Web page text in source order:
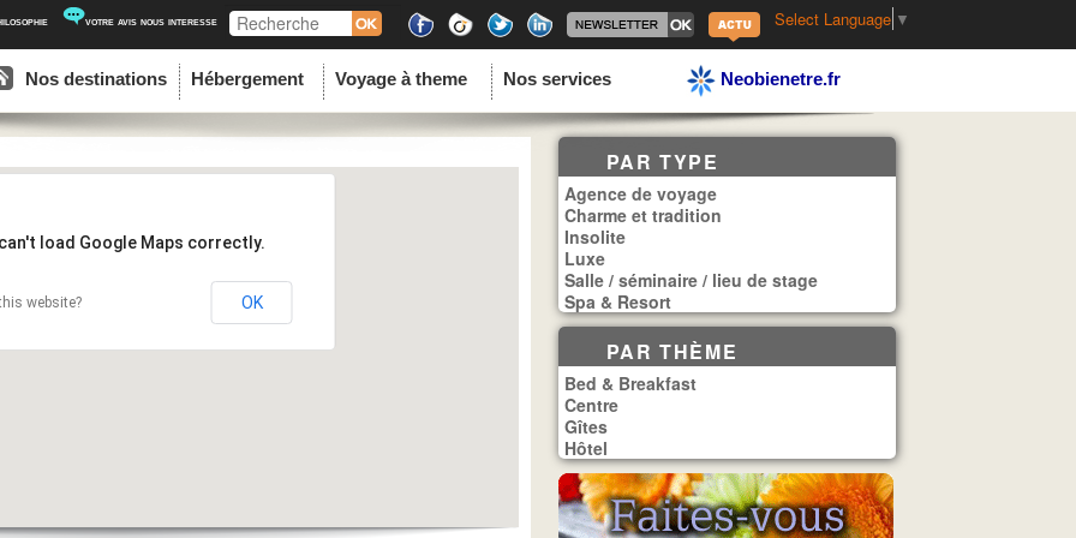
votre avis nous interesse Recherche Select Language ▼
contenu principal
contenu secondaire
Nos destinations Hébergement Voyage à theme Nos services Neobienetre.fr
load Google Maps correctly.
website? OK
PAR TYPE
Agence de voyage
Charme et tradition
Insolite
Luxe
Salle / séminaire / lieu de stage
Spa & Resort
PAR THÈME
Bed & Breakfast
Centre
Gîtes
Hôtel